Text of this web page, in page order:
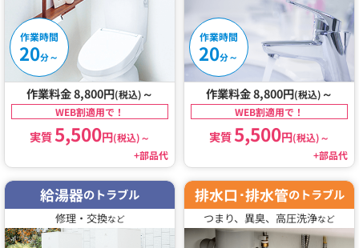
作業時間
20分～
作業料金 8,800円(税込) ～
WEB割適用で！
実質5,500円(税込)～
+部品代
作業時間
20分～
作業料金 8,800円(税込) ～
WEB割適用で！
実質5,500円(税込)～
+部品代
給湯器のトラブル
修理・交換など
排水口･排水管のトラブル
つまり、異臭、高圧洗浄など